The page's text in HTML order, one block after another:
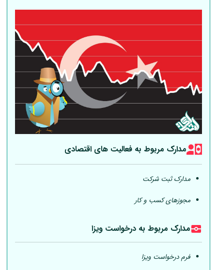
مدارک مربوط به فعالیت های اقتصادی
مدارک ثبت شرکت
مجوزهای کسب و کار
مدارک مربوط به درخواست ویزا
فرم درخواست ویزا